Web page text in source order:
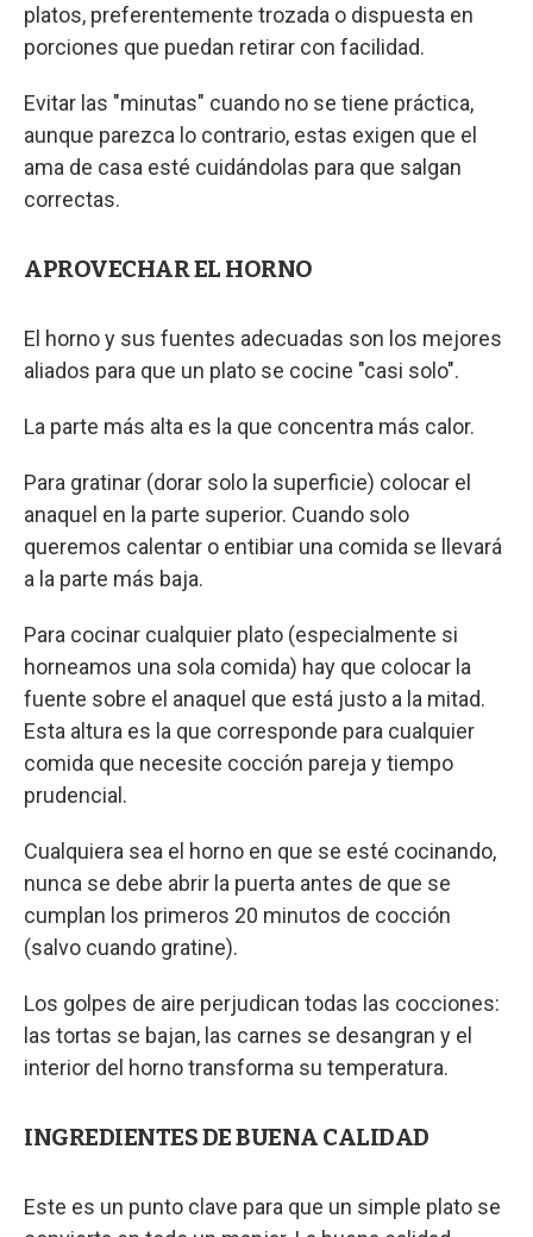
platos, preferentemente trozada o dispuesta en
porciones que puedan retirar con facilidad.
Evitar las "minutas" cuando no se tiene práctica,
aunque parezca lo contrario, estas exigen que el
ama de casa esté cuidándolas para que salgan
correctas.
APROVECHAR EL HORNO
El horno y sus fuentes adecuadas son los mejores
aliados para que un plato se cocine "casi solo".
La parte más alta es la que concentra más calor.
Para gratinar (dorar solo la superficie) colocar el
anaquel en la parte superior. Cuando solo
queremos calentar o entibiar una comida se llevará
a la parte más baja.
Para cocinar cualquier plato (especialmente si
horneamos una sola comida) hay que colocar la
fuente sobre el anaquel que está justo a la mitad.
Esta altura es la que corresponde para cualquier
comida que necesite cocción pareja y tiempo
prudencial.
Cualquiera sea el horno en que se esté cocinando,
nunca se debe abrir la puerta antes de que se
cumplan los primeros 20 minutos de cocción
(salvo cuando gratine).
Los golpes de aire perjudican todas las cocciones:
las tortas se bajan, las carnes se desangran y el
interior del horno transforma su temperatura.
INGREDIENTES DE BUENA CALIDAD
Este es un punto clave para que un simple plato se